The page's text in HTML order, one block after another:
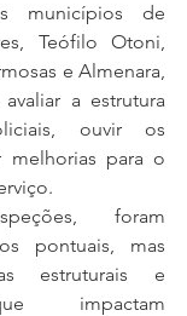
municípios de
Teófilo Otoni,
e Almenara,
a estrutura
ouvir os
melhorias para o
foram
pontuais, mas
estruturais e
impactam